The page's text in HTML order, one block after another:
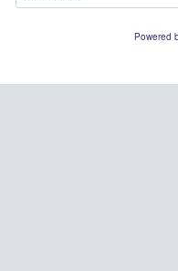
Powered